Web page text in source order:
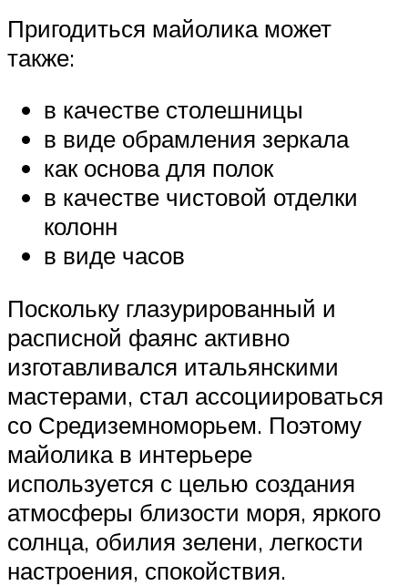
Пригодиться майолика может
также:
в качестве столешницы
в виде обрамления зеркала
как основа для полок
в качестве чистовой отделки
колонн
в виде часов
Поскольку глазурированный и
расписной фаянс активно
изготавливался итальянскими
мастерами, стал ассоциироваться
со Средиземноморьем. Поэтому
майолика в интерьере
используется с целью создания
атмосферы близости моря, яркого
солнца, обилия зелени, легкости
настроения, спокойствия.